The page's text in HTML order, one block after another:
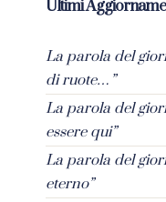
Ultimi
La parola del
di ruote…”
La parola del
essere qui”
La parola del
eterno”